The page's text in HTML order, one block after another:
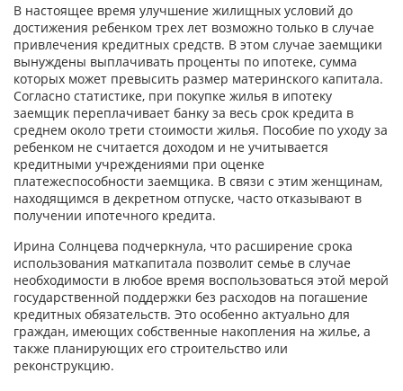
В настоящее время улучшение жилищных условий до
достижения ребенком трех лет возможно только в случае
привлечения кредитных средств. В этом случае заемщики
вынуждены выплачивать проценты по ипотеке, сумма
которых может превысить размер материнского капитала.
Согласно статистике, при покупке жилья в ипотеку
заемщик переплачивает банку за весь срок кредита в
среднем около трети стоимости жилья. Пособие по уходу за
ребенком не считается доходом и не учитывается
кредитными учреждениями при оценке
платежеспособности заемщика. В связи с этим женщинам,
находящимся в декретном отпуске, часто отказывают в
получении ипотечного кредита.
Ирина Солнцева подчеркнула, что расширение срока
использования маткапитала позволит семье в случае
необходимости в любое время воспользоваться этой мерой
государственной поддержки без расходов на погашение
кредитных обязательств. Это особенно актуально для
граждан, имеющих собственные накопления на жилье, а
также планирующих его строительство или
реконструкцию.